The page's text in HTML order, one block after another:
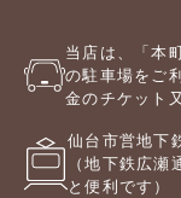
当店は、「本
の駐車場をご
金のチケット
仙台市営地下
（地下鉄広
と便利です）